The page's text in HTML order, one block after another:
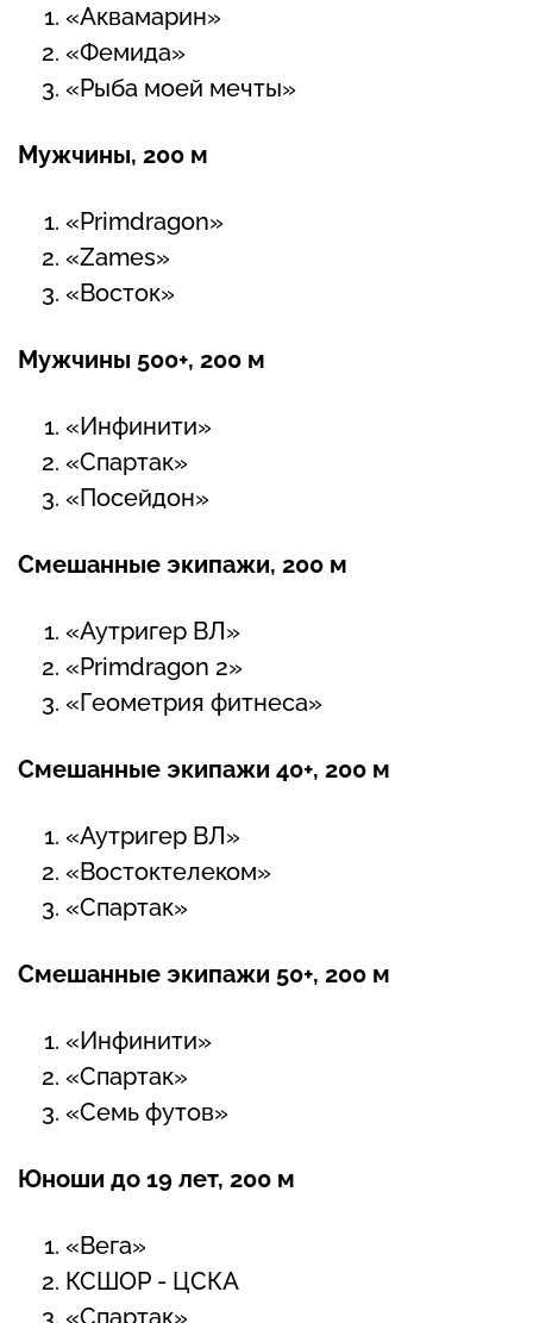
«Аквамарин»
«Фемида»
«Рыба моей мечты»
Мужчины, 200 м
«Primdragon»
«Zames»
«Восток»
Мужчины 500+, 200 м
«Инфинити»
«Спартак»
«Посейдон»
Смешанные экипажи, 200 м
«Аутригер ВЛ»
«Primdragon 2»
«Геометрия фитнеса»
Смешанные экипажи 40+, 200 м
«Аутригер ВЛ»
«Востоктелеком»
«Спартак»
Смешанные экипажи 50+, 200 м
«Инфинити»
«Спартак»
«Семь футов»
Юноши до 19 лет, 200 м
«Вега»
КСШОР - ЦСКА